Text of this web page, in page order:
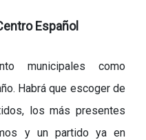
Español
municipales como
Habrá que escoger de
los más presentes
y un partido ya en